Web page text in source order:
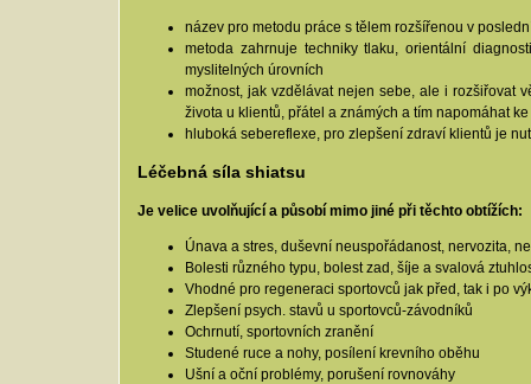
název pro metodu práce s tělem rozšířenou v
metoda zahrnuje techniky tlaku, orientální
myslitelných úrovních
možnost, jak vzdělávat nejen sebe, ale i rozšiřovat
života u klientů, přátel a známých a tím napomáhat
hluboká sebereflexe, pro zlepšení zdraví klientů je
Léčebná síla shiatsu
Je velice uvolňující a působí mimo jiné při těchto obtížích:
Únava a stres, duševní neuspořádanost, nervozita,
Bolesti různého typu, bolest zad, šíje a svalová
Vhodné pro regeneraci sportovců jak před, tak i po
Zlepšení psych. stavů u sportovců-závodníků
Ochrnutí, sportovních zranění
Studené ruce a nohy, posílení krevního oběhu
Ušní a oční problémy, porušení rovnováhy